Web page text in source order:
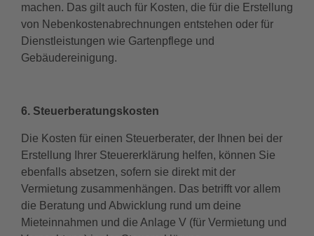
machen. Das gilt auch für Kosten, die für die Erstellung
von Nebenkostenabrechnungen entstehen oder für
Dienstleistungen wie Gartenpflege und
Gebäudereinigung.
6. Steuerberatungskosten
Die Kosten für einen Steuerberater, der Ihnen bei der
Erstellung Ihrer Steuererklärung helfen, können Sie
ebenfalls absetzen, sofern sie direkt mit der
Vermietung zusammenhängen. Das betrifft vor allem
die Beratung und Abwicklung rund um deine
Mieteinnahmen und die Anlage V (für Vermietung und